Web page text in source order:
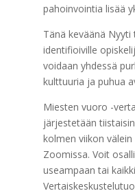
pahoinvointia lisää
Tänä keväänä
identifioiville
voidaan yhdessä
kulttuuria ja puhua
Miesten vuoro -
järjestetään
kolmen viikon
Zoomissa. Voit
useampaan tai